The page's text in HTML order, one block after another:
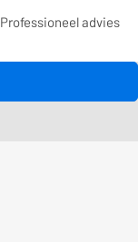
Professioneel advies